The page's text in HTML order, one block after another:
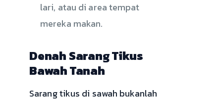
lari, atau di area tempat
mereka makan.
Denah Sarang Tikus
Bawah Tanah
Sarang tikus di sawah bukanlah